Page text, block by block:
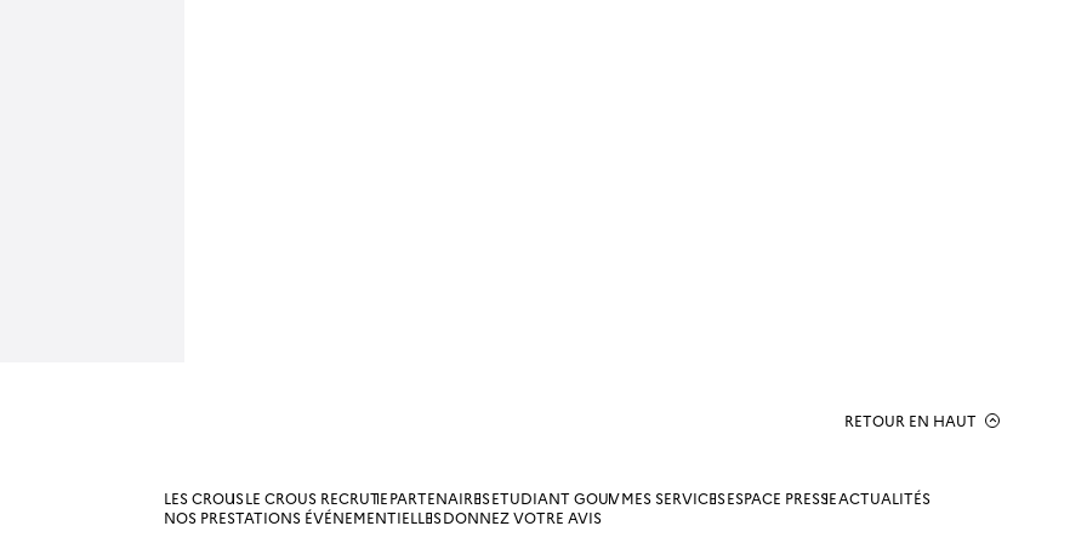
LES CROUSLE CROUS RECRUTEPARTENAIRESETUDIANT GOUVMES SERVICESESPACE PRESSEACTUALITÉS
NOS PRESTATIONS ÉVÉNEMENTIELLESDONNEZ VOTRE AVIS
RETOUR EN HAUT